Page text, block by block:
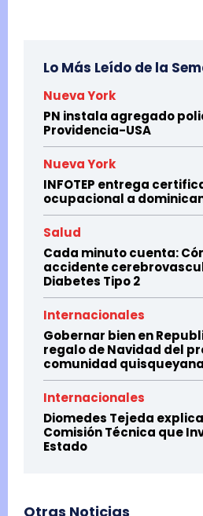
Lo Más Leído de la
Nueva York
PN instala agregado
Providencia-USA
Nueva York
INFOTEP entrega
ocupacional a
Salud
Cada minuto cuenta:
accidente
Diabetes Tipo 2
Internacionales
Gobernar bien en
regalo de Navidad del
comunidad
Internacionales
Diomedes Tejeda
Comisión Técnica que
Estado
Otras Noticias